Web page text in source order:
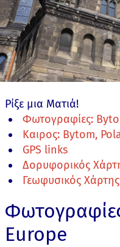
Ρίξε μια Ματιά!
Φωτογραφίες:
Καιρος: Bytom,
GPS links
Δορυφορικός
Γεωφυσικός
Europe